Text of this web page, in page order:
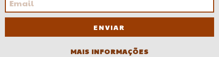
MAIS INFORMAÇÕES